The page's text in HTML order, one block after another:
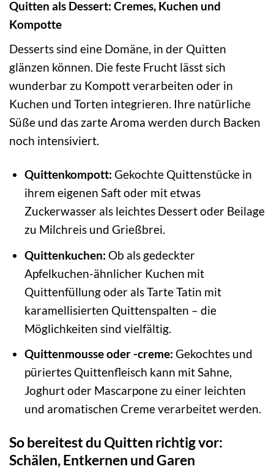
Quitten als Dessert: Cremes, Kuchen und
Kompotte
Desserts sind eine Domäne, in der Quitten
glänzen können. Die feste Frucht lässt sich
wunderbar zu Kompott verarbeiten oder in
Kuchen und Torten integrieren. Ihre natürliche
Süße und das zarte Aroma werden durch Backen
noch intensiviert.
Quittenkompott: Gekochte Quittenstücke in
ihrem eigenen Saft oder mit etwas
Zuckerwasser als leichtes Dessert oder Beilage
zu Milchreis und Grießbrei.
Quittenkuchen: Ob als gedeckter
Apfelkuchen-ähnlicher Kuchen mit
Quittenfüllung oder als Tarte Tatin mit
karamellisierten Quittenspalten – die
Möglichkeiten sind vielfältig.
Quittenmousse oder -creme: Gekochtes und
püriertes Quittenfleisch kann mit Sahne,
Joghurt oder Mascarpone zu einer leichten
und aromatischen Creme verarbeitet werden.
So bereitest du Quitten richtig vor:
Schälen, Entkernen und Garen